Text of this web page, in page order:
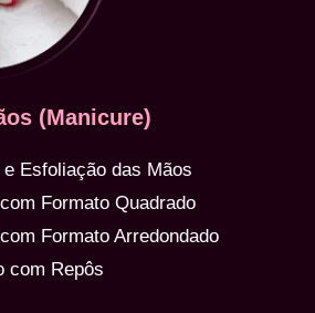
(Manicure)
Esfoliação das Mãos
Formato Quadrado
Formato Arredondado
com Repôs